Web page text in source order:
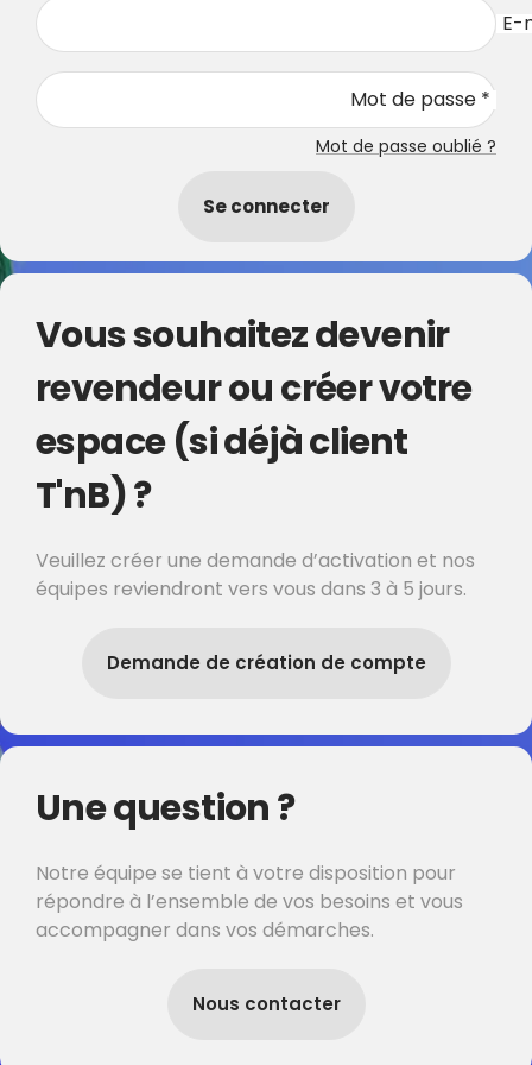
E-
Mot de passe *
Mot de passe oublié ?
Se connecter
Vous souhaitez devenir
revendeur ou créer votre
espace (si déjà client
T'nB) ?
Veuillez créer une demande d’activation et nos
équipes reviendront vers vous dans 3 à 5 jours.
Demande de création de compte
Une question ?
Notre équipe se tient à votre disposition pour
répondre à l’ensemble de vos besoins et vous
accompagner dans vos démarches.
Nous contacter